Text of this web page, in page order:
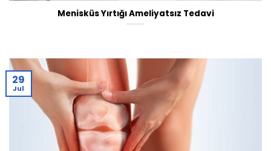
Menisküs Yırtığı Ameliyatsız Tedavi
29
Jul